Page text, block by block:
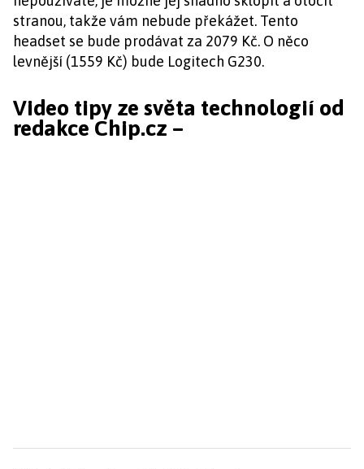
stranou, takže vám nebude překážet. Tento
headset se bude prodávat za 2079 Kč. O něco
levnější (1559 Kč) bude Logitech G230.
Video tipy ze světa technologií od
redakce Chip.cz –